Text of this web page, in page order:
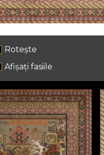
Rotește
Afișați fasiile